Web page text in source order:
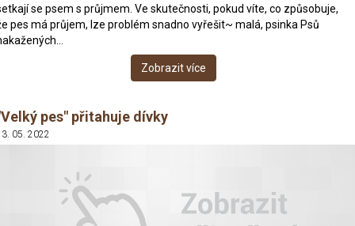
se psem s průjmem. Ve skutečnosti, pokud víte, co způsobuje,
pes má průjem, lze problém snadno vyřešit~ malá, psinka Psů
Zobrazit více
pes" přitahuje dívky
05. 2022